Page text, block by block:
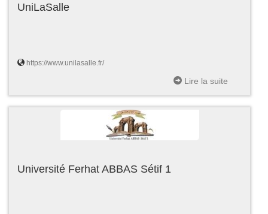
UniLaSalle
https://www.unilasalle.fr/
Lire la suite
Université Ferhat ABBAS Sétif 1